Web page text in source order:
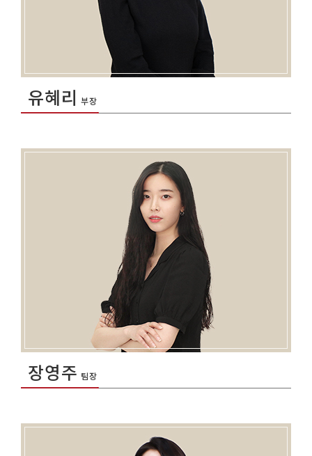
유혜리 부장
장영주 팀장